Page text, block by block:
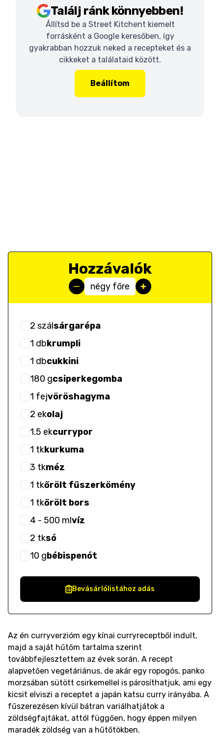
Találj ránk könnyebben!
Állítsd be a Street Kitchent kiemelt
forrásként a Google keresőben, így
gyakrabban hozzuk neked a recepteket és a
cikkeket a találataid között.
Beállítom
Hozzávalók
négy főre
2 szálsárgarépa
1 dbkrumpli
1 dbcukkini
180 gcsiperkegomba
1 fejvöröshagyma
2 ekolaj
1.5 ekcurrypor
1 tkkurkuma
3 tkméz
1 tkőrölt fűszerkömény
1 tkőrölt bors
4 - 500 mlvíz
2 tksó
10 gbébispenót
Bevásárlólistához adás
Az én curryverzióm egy kínai curryreceptből indult,
majd a saját hűtőm tartalma szerint
továbbfejlesztettem az évek során. A recept
alapvetően vegetáriánus, de akár egy ropogós, panko
morzsában sütött csirkemellel is párosíthatjuk, ami egy
kicsit elviszi a receptet a japán katsu curry irányába. A
fűszerezésen kívül bátran variálhatjátok a
zöldségfajtákat, attól függően, hogy éppen milyen
maradék zöldség van a hűtőtökben.